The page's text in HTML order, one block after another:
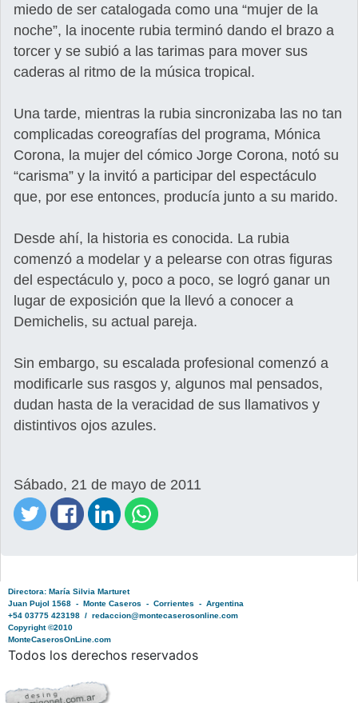
miedo de ser catalogada como una “mujer de la
noche”, la inocente rubia terminó dando el brazo a
torcer y se subió a las tarimas para mover sus
caderas al ritmo de la música tropical.
Una tarde, mientras la rubia sincronizaba las no tan
complicadas coreografías del programa, Mónica
Corona, la mujer del cómico Jorge Corona, notó su
“carisma” y la invitó a participar del espectáculo
que, por ese entonces, producía junto a su marido.
Desde ahí, la historia es conocida. La rubia
comenzó a modelar y a pelearse con otras figuras
del espectáculo y, poco a poco, se logró ganar un
lugar de exposición que la llevó a conocer a
Demichelis, su actual pareja.
Sin embargo, su escalada profesional comenzó a
modificarle sus rasgos y, algunos mal pensados,
dudan hasta de la veracidad de sus llamativos y
distintivos ojos azules.
Sábado, 21 de mayo de 2011
Directora: María Silvia Marturet
Juan Pujol 1568 - Monte Caseros - Corrientes - Argentina
+54 03775 423198 / redaccion@montecaserosonline.com
Copyright ©2010
MonteCaserosOnLine.com
Todos los derechos reservados